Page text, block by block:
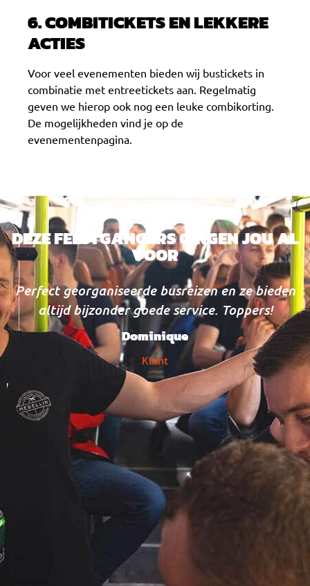
6. COMBITICKETS EN LEKKERE
ACTIES
Voor veel evenementen bieden wij bustickets in
combinatie met entreetickets aan. Regelmatig
geven we hierop ook nog een leuke combikorting.
De mogelijkheden vind je op de
evenementenpagina.
DEZE FEESTGANGERS GINGEN JOU AL
VOOR
Perfect georganiseerde busreizen en ze bieden
altijd bijzonder goede service. Toppers!
Dominique
Klant